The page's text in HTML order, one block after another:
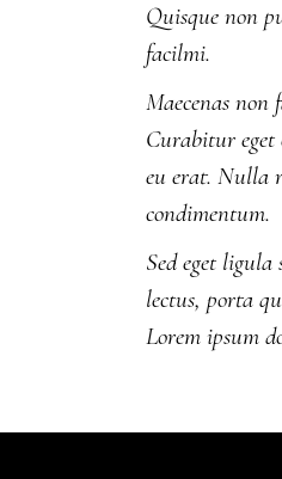
Quisque non
facilmi.
Maecenas
Curabitur eget
eu erat. Nulla
condimentum.
Sed eget
lectus, porta
Lorem ipsum